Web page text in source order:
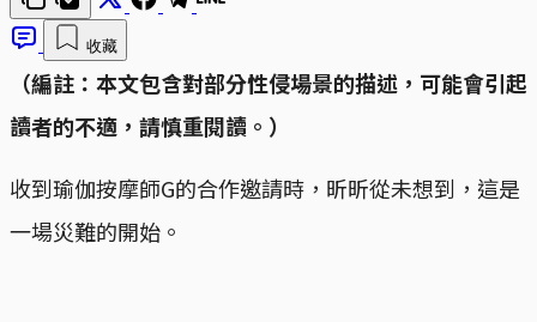
收藏
（編註：本文包含對部分性侵場景的描述，可能會引起
讀者的不適，請慎重閱讀。）
收到瑜伽按摩師G的合作邀請時，昕昕從未想到，這是
一場災難的開始。